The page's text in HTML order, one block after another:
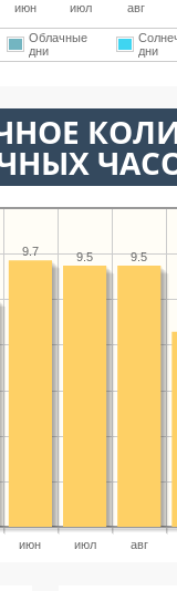
июн июл авг
Облачные
дни
дни
июн июл авг
9.5
9.5
9.7